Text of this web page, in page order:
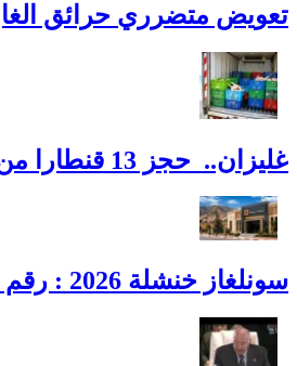
تعويض متضرري حرائق
غليزان.. حجز 13 قنطارا من اللحوم البيضاء فاسدة
سونلغاز خنشلة 2026 : رقم الهاتف، العنوان، أوقات العمل وطوارئ الغاز